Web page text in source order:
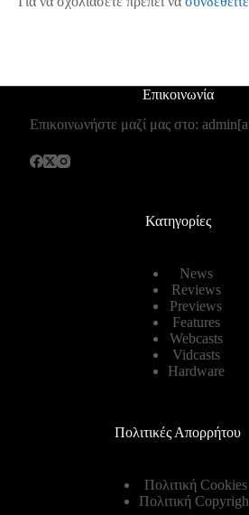
Επικοινωνία
Επικοινωνήστε μαζί μας στο:
Κατηγορίες
News
Reviews
Previews
Features
Webcasts
Vidcasts
Hardware
Πολιτικές Απορρήτου
Πολιτική Cookies
Πολιτική